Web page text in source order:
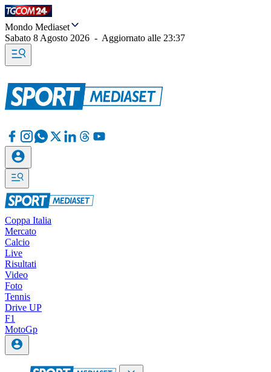
Mondo Mediaset
Sabato 8 Agosto 2026 - Aggiornato alle 23:37
Coppa Italia
Mercato
Calcio
Live
Risultati
Video
Foto
Tennis
Drive UP
F1
MotoGp